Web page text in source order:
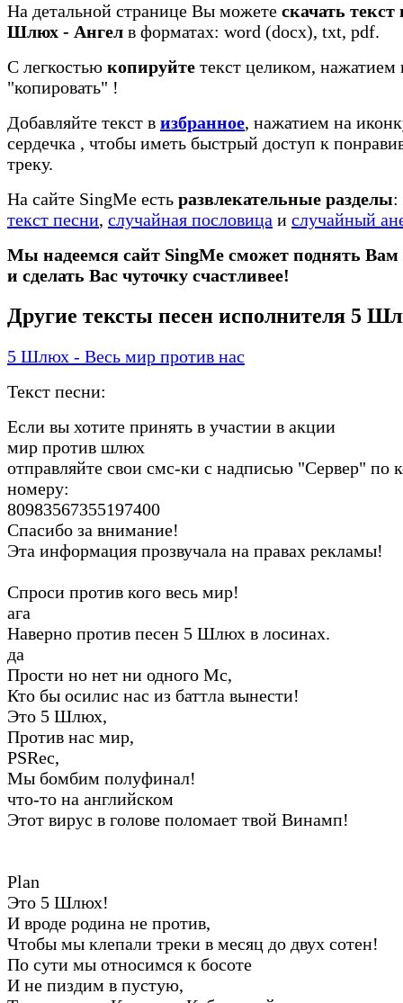
На детальной странице Вы можете скачать текст
Шлюх - Ангел в форматах: word (docx), txt, pdf.
С легкостью копируйте текст целиком, нажатием
"копировать" !
Добавляйте текст в избранное, нажатием на
сердечка , чтобы иметь быстрый доступ к
треку.
На сайте SingMe есть развлекательные разделы:
текст песни, случайная пословица и случайный
Мы надеемся сайт SingMe сможет поднять Вам
и сделать Вас чуточку счастливее!
Другие тексты песен исполнителя 5
5 Шлюх - Весь мир против нас
Текст песни:
Если вы хотите принять в участии в акции
мир против шлюх
отправляйте свои смс-ки с надписью "Сервер" по
номеру:
80983567355197400
Спасибо за внимание!
Эта информация прозвучала на правах рекламы!
Спроси против кого весь мир!
ага
Наверно против песен 5 Шлюх в лосинах.
да
Прости но нет ни одного Мс,
Кто бы осилис нас из баттла вынести!
Это 5 Шлюх,
Против нас мир,
PSRec,
Мы бомбим полуфинал!
что-то на английском
Этот вирус в голове поломает твой Винамп!
Plan
Это 5 Шлюх!
И вроде родина не против,
Чтобы мы клепали треки в месяц до двух сотен!
По сути мы относимся к босоте
И не пиздим в пустую,